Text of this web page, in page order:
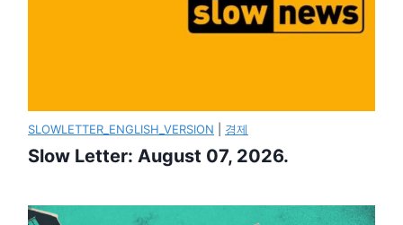
SLOWLETTER_ENGLISH_VERSION 경제
Slow Letter: August 07, 2026.